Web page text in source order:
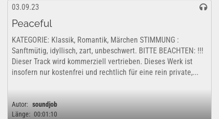
03.09.23
Peaceful
KATEGORIE: Klassik, Romantik, Märchen STIMMUNG :
Sanftmütig, idyllisch, zart, unbeschwert. BITTE BEACHTEN: !!!
Dieser Track wird kommerziell vertrieben. Dieses Werk ist
insofern nur kostenfrei und rechtlich für eine rein private,...
Autor: soundjob
Länge: 00:01:10